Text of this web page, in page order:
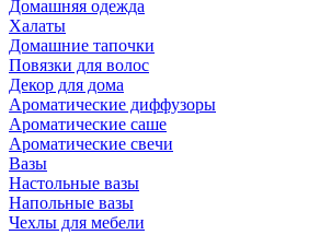
Домашняя одежда
Халаты
Домашние тапочки
Повязки для волос
Декор для дома
Ароматические диффузоры
Ароматические саше
Ароматические свечи
Вазы
Настольные вазы
Напольные вазы
Чехлы для мебели